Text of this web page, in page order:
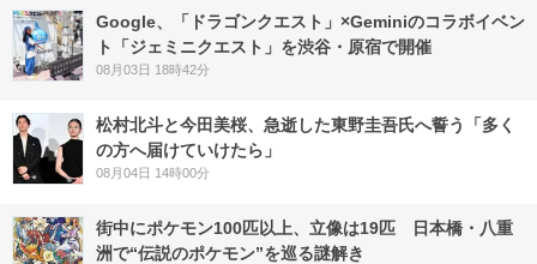
Google、「ドラゴンクエスト」×Geminiのコラボイベン
ト「ジェミニクエスト」を渋谷・原宿で開催
08月03日 18時42分
松村北斗と今田美桜、急逝した東野圭吾氏へ誓う「多く
の方へ届けていけたら」
08月04日 14時00分
街中にポケモン100匹以上、立像は19匹 日本橋・八重
洲で“伝説のポケモン”を巡る謎解き